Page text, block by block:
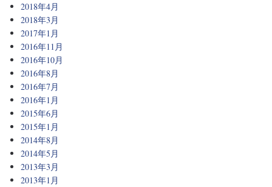
2018年4月
2018年3月
2017年1月
2016年11月
2016年10月
2016年8月
2016年7月
2016年1月
2015年6月
2015年1月
2014年8月
2014年5月
2013年3月
2013年1月